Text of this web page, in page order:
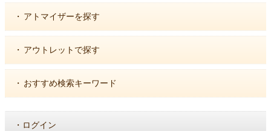
・ アトマイザーを探す
・ アウトレットで探す
・ おすすめ検索キーワード
・ ログイン